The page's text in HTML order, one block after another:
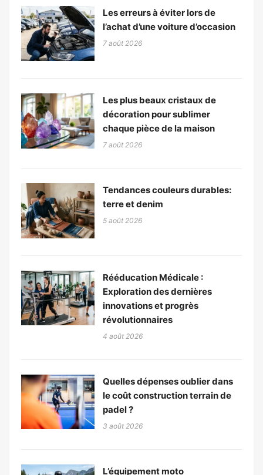
Les erreurs à éviter lors de
l’achat d’une voiture d’occasion
7 août 2026
Les plus beaux cristaux de
décoration pour sublimer
chaque pièce de la maison
7 août 2026
Tendances couleurs durables:
terre et denim
5 août 2026
Rééducation Médicale :
Exploration des dernières
innovations et progrès
révolutionnaires
4 août 2026
Quelles dépenses oublier dans
le coût construction terrain de
padel ?
3 août 2026
L’équipement moto